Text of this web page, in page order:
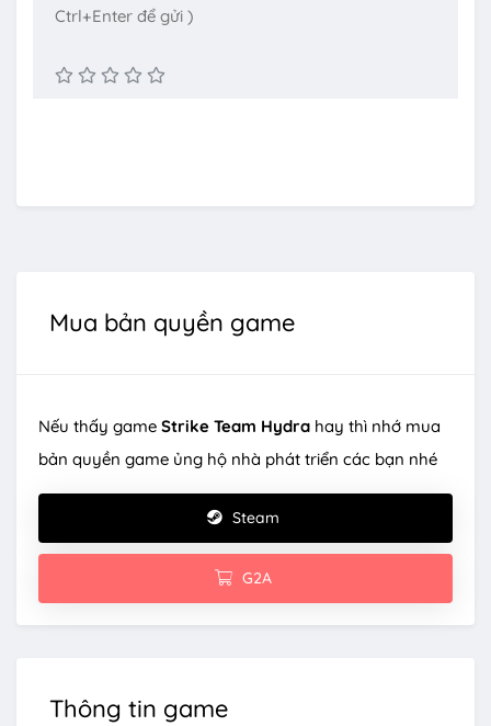
Mua bản quyền game
Nếu thấy game Strike Team Hydra hay thì nhớ mua
bản quyền game ủng hộ nhà phát triển các bạn nhé
Steam
G2A
Thông tin game